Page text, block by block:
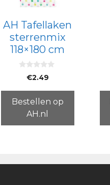
AH Tafellaken
sterrenmix
118×180 cm
5
€2.49
Bestellen op
AH.nl